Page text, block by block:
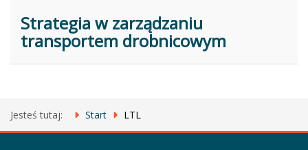
Strategia w zarządzaniu
transportem drobnicowym
Jesteś tutaj: Start LTL